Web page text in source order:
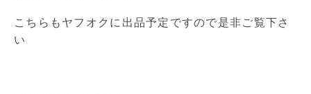
こちらもヤフオクに出品予定ですので是非ご覧下さ
い